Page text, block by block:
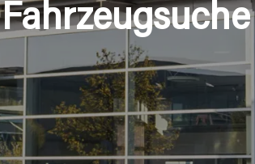
Fahrzeugsuche